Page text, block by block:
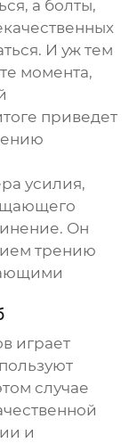
а болты,
И уж тем
момента,
приведет
усилия,
Он
трению
играет
случае
и